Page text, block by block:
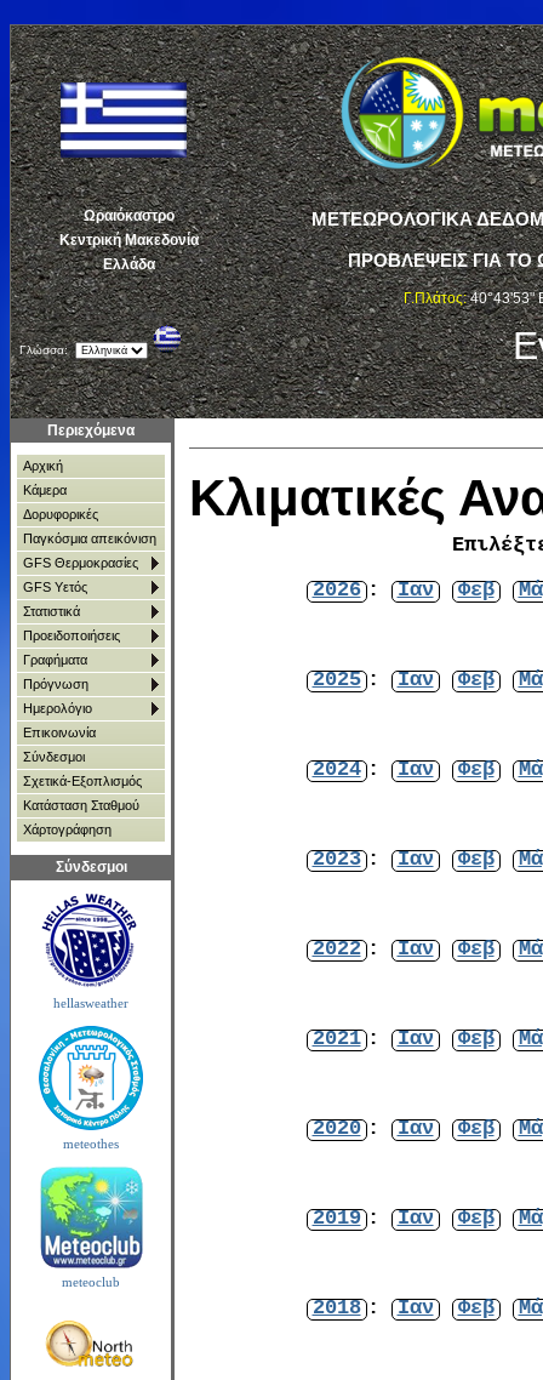
Ωραιόκαστρο
Κεντρική Μακεδονία
Ελλάδα
ΜΕΤΕΩΡΟΛΟΓΙΚΑ
ΠΡΟΒΛΕΨΕΙΣ ΓΙΑ ΤΟ
Γ.Πλάτος:40°43'53"
Γλώσσα:
Περιεχόμενα
Αρχική
Κάμερα
Δορυφορικές
Παγκόσμια απεικόνιση
GFS Θερμοκρασίες
GFS Υετός
Στατιστικά
Προειδοποιήσεις
Γραφήματα
Πρόγνωση
Ημερολόγιο
Επικοινωνία
Σύνδεσμοι
Σχετικά-Εξοπλισμός
Κατάσταση Σταθμού
Χάρτoγράφηση
Σύνδεσμοι
hellasweather
meteothes
meteoclub
Κλιματικές
2026 : Ιαν Φεβ
2025 : Ιαν Φεβ
2024 : Ιαν Φεβ
2023 : Ιαν Φεβ
2022 : Ιαν Φεβ
2021 : Ιαν Φεβ
2020 : Ιαν Φεβ
2019 : Ιαν Φεβ
2018 : Ιαν Φεβ